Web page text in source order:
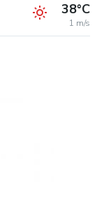
38°C
1 m/s